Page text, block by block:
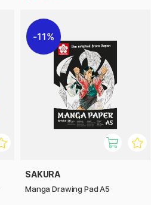
11%
SAKURA
Manga Drawing Pad A5